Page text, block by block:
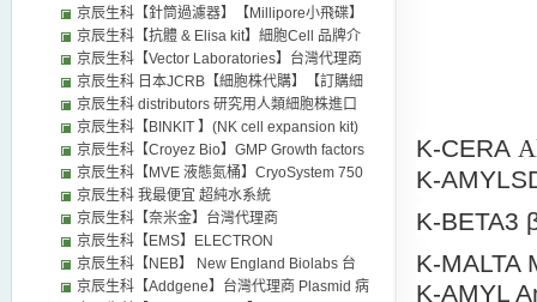
K-CERA
K-
K-BETA3
K-MALTA
K-AMYL
台灣代理商 distributors
京辰生科【針筒過濾器】【Millipore小飛碟】
Millex 針頭過濾器
京辰生科【抗體 & Elisa kit】細胞Cell 品牌介
紹 台灣代理商 distributors
京辰生科【Vector Laboratories】台灣代理商
distributors【VectorLabs】 免疫試劑,IHC,螢
光染色,各類產品
京辰生科 日本JCRB【細胞株代購】【訂購細
胞】Addexbio ACCEGEN代理細胞試劑
Primary Cell Stem Cell Cell Line 培養基 cell
culture台灣代理商
京辰生科 distributors 研究用人類細胞株進口
各廠牌細胞 台灣代理 進口代訂代購
PBMC【JCRB Cell Bank】【PromoCell】
【AddexBio 細胞】【kerafast 細胞】
【ACCEGEN】【iXCells】【cell
application】【cell systems】【Cyagen】
【CET celleng-tech 細胞】【CHI Scientific】
【Celprogen】【Innoprot細胞】
京辰生科【BINKIT 】(NK cell expansion kit)
NK細胞培養放大 日本 NK細胞培養基 台灣代
理商 distributors
京辰生科【Croyez Bio】GMP Growth factors
(GMP grade rProtein )
京辰生科【MVE 液態氮桶】CryoSystem 750
我最便宜 液態氮儲存桶 【MVE XC 47 11-
6SQ】distributors 京辰生科 台灣現貨供應
LAB10 LAB20 LAB30【MVE 液態氮桶】MVE
Lab Series 我最便宜 - LAB 10 LAB 20 LAB
30 歐美日本試劑藥品經銷代理
京辰生科 我最便宜 超純水系統
LionBio【EcoQ COMBO】台灣代理商 二合一
實驗室級超純水系統 純水機 可以加裝去除內
毒素的裝置(費用另計) 京辰生科 我最便宜 純
水機 超純水系統 LionBio 台灣經銷代理
京辰生科【奈米金】台灣代理商
【bbisolutions】【nanobiosols】
【nanocs】【nanoprobes】【nanopartz】
【nanocomposix】【nanopartz】
京辰生科【EMS】ELECTRON
MICROSCOPY SCIENCES (emsdiasum) 台
灣代理商 Epredia™ J1800AMNZ Epredia
京辰生科【NEB】 New England Biolabs 台
灣經銷代理
京辰生科【Addgene】台灣代理商 Plasmid 病